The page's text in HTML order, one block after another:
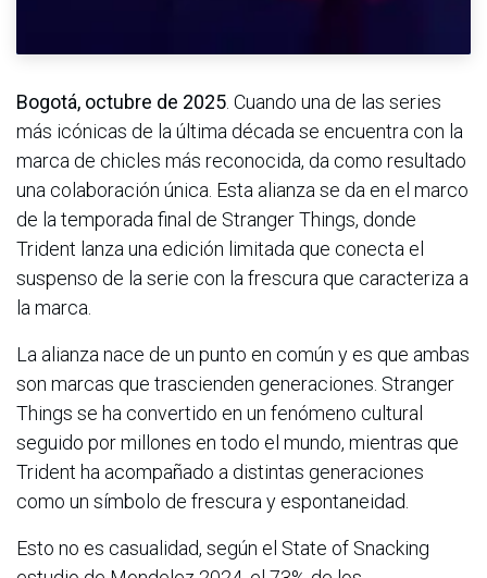
Bogotá, octubre de 2025 . Cuando una de las series
más icónicas de la última década se encuentra con la
marca de chicles más reconocida, da como resultado
una colaboración única. Esta alianza se da en el marco
de la temporada final de Stranger Things, donde
Trident lanza una edición limitada que conecta el
suspenso de la serie con la frescura que caracteriza a
la marca.
La alianza nace de un punto en común y es que ambas
son marcas que trascienden generaciones. Stranger
Things se ha convertido en un fenómeno cultural
seguido por millones en todo el mundo, mientras que
Trident ha acompañado a distintas generaciones
como un símbolo de frescura y espontaneidad.
Esto no es casualidad, según el State of Snacking